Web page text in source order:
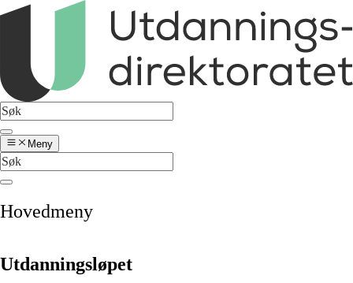
Meny
Hovedmeny
Utdanningsløpet